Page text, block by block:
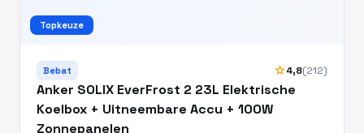
Topkeuze
Bebat star4,8(212)
Anker SOLIX EverFrost 2 23L Elektrische
Koelbox + Uitneembare Accu + 100W
Zonnepanelen